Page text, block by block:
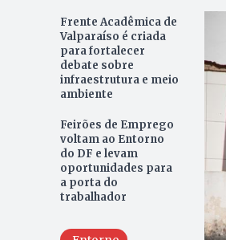
Frente Acadêmica de
Valparaíso é criada
para fortalecer
debate sobre
infraestrutura e meio
ambiente
Feirões de Emprego
voltam ao Entorno
do DF e levam
oportunidades para
a porta do
trabalhador